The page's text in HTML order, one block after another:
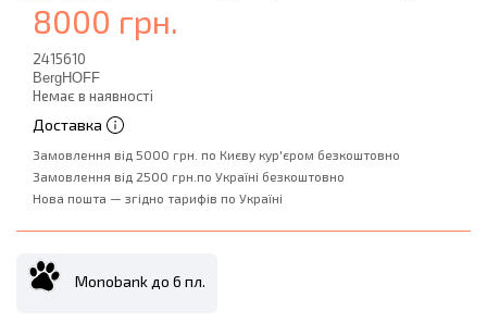
8000 грн.
2415610
BergHOFF
Немає в наявності
Доставка
Замовлення від 5000 грн. по Києву кур'єром безкоштовно
Замовлення від 2500 грн.по Україні безкоштовно
Нова пошта — згідно тарифів по Україні
Monobank до 6 пл.